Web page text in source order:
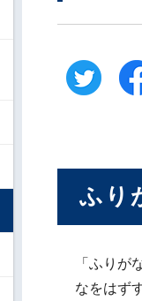
ふり
「ふりが
なをはず